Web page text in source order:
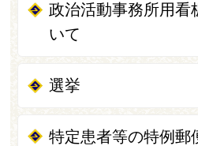
政治活動事務所用看
いて
選挙
特定患者等の特例郵